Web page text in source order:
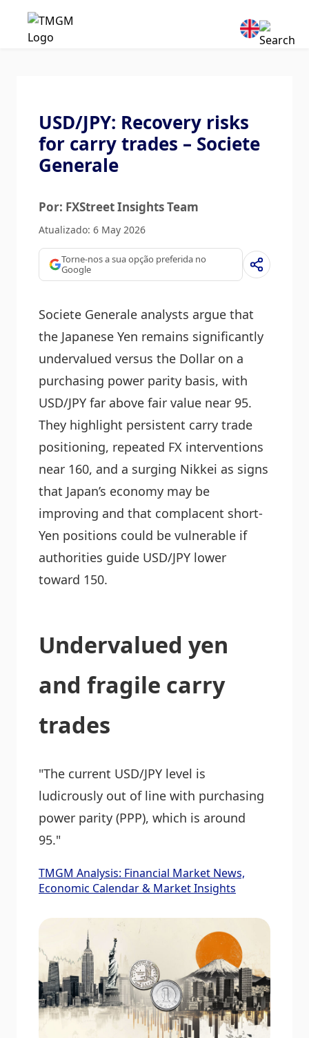
USD/JPY: Recovery risks
for carry trades – Societe
Generale
Por: FXStreet Insights Team
Atualizado: 6 May 2026
Torne-nos a sua opção preferida no
Google
Societe Generale analysts argue that
the Japanese Yen remains significantly
undervalued versus the Dollar on a
purchasing power parity basis, with
USD/JPY far above fair value near 95.
They highlight persistent carry trade
positioning, repeated FX interventions
near 160, and a surging Nikkei as signs
that Japan’s economy may be
improving and that complacent short-
Yen positions could be vulnerable if
authorities guide USD/JPY lower
toward 150.
Undervalued yen
and fragile carry
trades
"The current USD/JPY level is
ludicrously out of line with purchasing
power parity (PPP), which is around
95."
TMGM Analysis: Financial Market News,
Economic Calendar & Market Insights